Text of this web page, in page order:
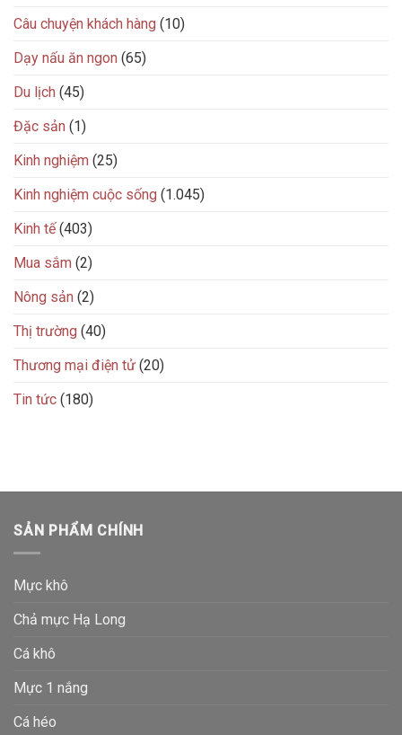
Câu chuyện khách hàng (10)
Dạy nấu ăn ngon (65)
Du lịch (45)
Đặc sản (1)
Kinh nghiệm (25)
Kinh nghiệm cuộc sống (1.045)
Kinh tế(403)
Mua sắm (2)
Nông sản (2)
Thị trường (40)
Thương mại điện tử (20)
Tin tức (180)
SẢN PHẨM CHÍNH
Mực khô
Chả mực Hạ Long
Cá khô
Mực 1 nắng
Cá héo